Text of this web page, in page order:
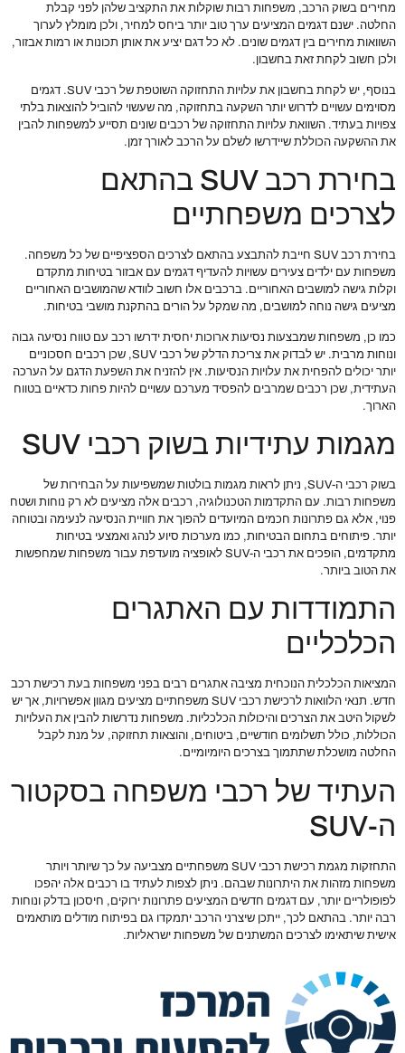
מחירים בשוק הרכב, משפחות רבות שוקלות את התקציב שלהן לפני קבלת
החלטה. ישנם דגמים המציעים ערך טוב יותר ביחס למחיר, ולכן מומלץ לערוך
השוואות מחירים בין דגמים שונים. לא כל דגם יציע את אותן תכונות או רמות אבזור,
ולכן חשוב לקחת זאת בחשבון.
בנוסף, יש לקחת בחשבון את עלויות התחזוקה השוטפת של רכבי SUV. דגמים
מסוימים עשויים לדרוש יותר השקעה בתחזוקה, מה שעשוי להוביל להוצאות בלתי
צפויות בעתיד. השוואת עלויות התחזוקה של רכבים שונים תסייע למשפחות להבין
את ההשקעה הכוללת שיידרשו לשלם על הרכב לאורך זמן.
בחירת רכב SUV בהתאם
לצרכים משפחתיים
בחירת רכב SUV חייבת להתבצע בהתאם לצרכים הספציפיים של כל משפחה.
משפחות עם ילדים צעירים עשויות להעדיף דגמים עם אבזור בטיחות מתקדם
וקלות גישה למושבים האחוריים. ברכבים אלו חשוב לוודא שהמושבים האחוריים
מציעים גישה נוחה למושבים, מה שמקל על הורים בהתקנת מושבי בטיחות.
כמו כן, משפחות שמבצעות נסיעות ארוכות יחסית ידרשו רכב עם טווח נסיעה גבוה
ונוחות מרבית. יש לבדוק את צריכת הדלק של רכבי SUV, שכן רכבים חסכוניים
יותר יכולים להפחית את עלויות הנסיעות. אין להזניח את השפעת הדגם על הערכה
העתידית, שכן רכבים שמרבים להפסיד מערכם עשויים להיות פחות כדאיים בטווח
הארוך.
מגמות עתידיות בשוק רכבי SUV
בשוק רכבי ה-SUV, ניתן לראות מגמות בולטות שמשפיעות על הבחירות של
משפחות רבות. עם התקדמות הטכנולוגיה, רכבים אלה מציעים לא רק נוחות ושטח
פנוי, אלא גם פתרונות חכמים המיועדים להפוך את חוויית הנסיעה לנעימה ובטוחה
יותר. פיתוחים בתחום הבטיחות, כמו מערכות סיוע לנהג ואמצעי בטיחות
מתקדמים, הופכים את רכבי ה-SUV לאופציה מועדפת עבור משפחות שמחפשות
את הטוב ביותר.
התמודדות עם האתגרים
הכלכליים
המציאות הכלכלית הנוכחית מציבה אתגרים רבים בפני משפחות בעת רכישת רכב
חדש. תנאי הלוואות לרכישת רכבי SUV משפחתיים מציעים מגוון אפשרויות, אך יש
לשקול היטב את הצרכים והיכולות הכלכליות. משפחות נדרשות להבין את העלויות
הכוללות, כולל תשלומים חודשיים, ביטוחים, והוצאות תחזוקה, על מנת לקבל
החלטה מושכלת שתתמוך בצרכים היומיומיים.
העתיד של רכבי משפחה בסקטור
ה-SUV
התחזקות מגמת רכישת רכבי SUV משפחתיים מצביעה על כך שיותר ויותר
משפחות מזהות את היתרונות שבהם. ניתן לצפות לעתיד בו רכבים אלה יהפכו
לפופולריים יותר, עם דגמים חדשים המציעים פתרונות ירוקים, חיסכון בדלק ונוחות
רבה יותר. בהתאם לכך, ייתכן שיצרני הרכב יתמקדו גם בפיתוח מודלים מותאמים
אישית שיתאימו לצרכים המשתנים של משפחות ישראליות.